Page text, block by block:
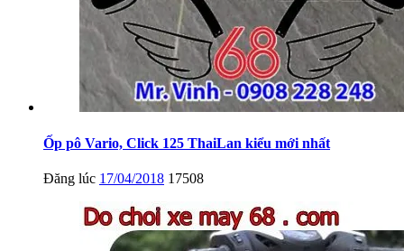
Ốp pô Vario, Click 125 ThaiLan kiểu mới nhất
Đăng lúc 17/04/2018 17508